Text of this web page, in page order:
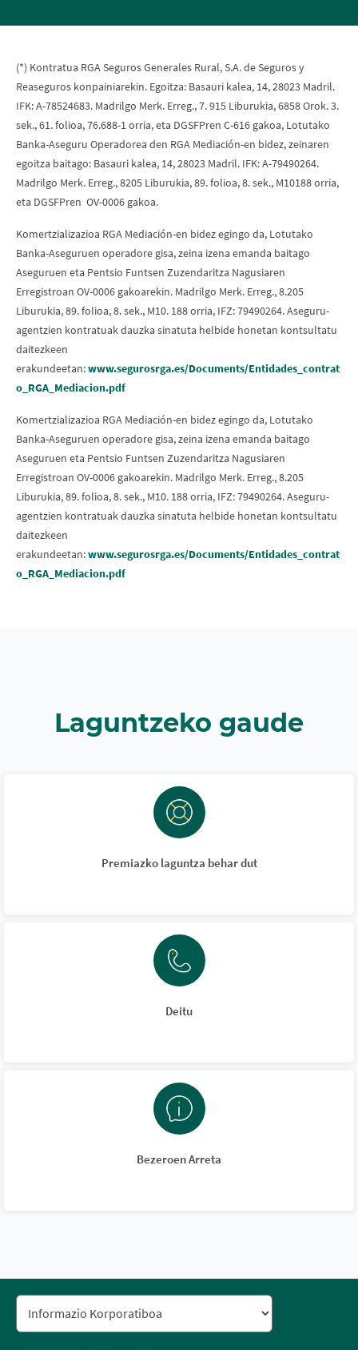
(*) Kontratua RGA Seguros Generales Rural, S.A. de Seguros y
Reaseguros konpainiarekin. Egoitza: Basauri kalea, 14, 28023 Madril.
IFK: A-78524683. Madrilgo Merk. Erreg., 7. 915 Liburukia, 6858 Orok. 3.
sek., 61. folioa, 76.688-1 orria, eta DGSFPren C-616 gakoa, Lotutako
Banka-Aseguru Operadorea den RGA Mediación-en bidez, zeinaren
egoitza baitago: Basauri kalea, 14, 28023 Madril. IFK: A-79490264.
Madrilgo Merk. Erreg., 8205 Liburukia, 89. folioa, 8. sek., M10188 orria,
eta DGSFPren OV-0006 gakoa.
Komertzializazioa RGA Mediación-en bidez egingo da, Lotutako
Banka-Aseguruen operadore gisa, zeina izena emanda baitago
Aseguruen eta Pentsio Funtsen Zuzendaritza Nagusiaren
Erregistroan OV-0006 gakoarekin. Madrilgo Merk. Erreg., 8.205
Liburukia, 89. folioa, 8. sek., M10. 188 orria, IFZ: 79490264. Aseguru-
agentzien kontratuak dauzka sinatuta helbide honetan kontsultatu
daitezkeen
erakundeetan:www.segurosrga.es/Documents/Entidades_contrat
o_RGA_Mediacion.pdf
Komertzializazioa RGA Mediación-en bidez egingo da, Lotutako
Banka-Aseguruen operadore gisa, zeina izena emanda baitago
Aseguruen eta Pentsio Funtsen Zuzendaritza Nagusiaren
Erregistroan OV-0006 gakoarekin. Madrilgo Merk. Erreg., 8.205
Liburukia, 89. folioa, 8. sek., M10. 188 orria, IFZ: 79490264. Aseguru-
agentzien kontratuak dauzka sinatuta helbide honetan kontsultatu
daitezkeen
erakundeetan:www.segurosrga.es/Documents/Entidades_contrat
o_RGA_Mediacion.pdf
Laguntzeko gaude
Premiazko laguntza behar dut
Deitu
Bezeroen Arreta